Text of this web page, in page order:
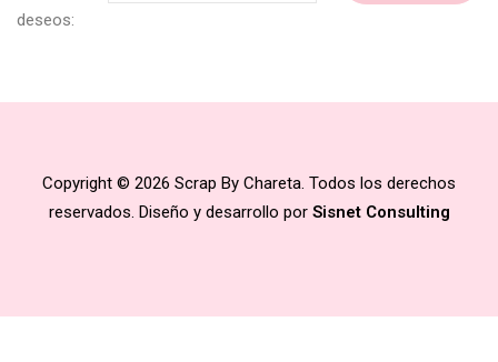
deseos:
Copyright © 2026 Scrap By Chareta. Todos los derechos
reservados. Diseño y desarrollo por Sisnet Consulting